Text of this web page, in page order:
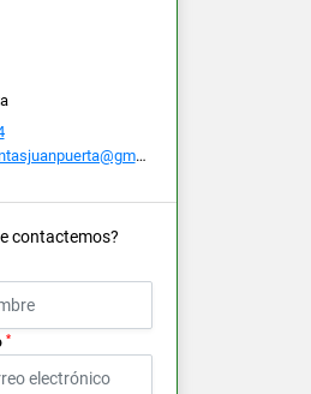
contactemos?
*